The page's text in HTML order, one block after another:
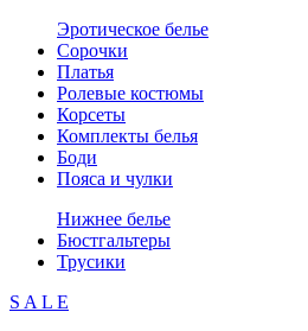
Эротическое белье
Сорочки
Платья
Ролевые костюмы
Корсеты
Комплекты белья
Боди
Пояса и чулки
Нижнее белье
Бюстгальтеры
Трусики
S A L E